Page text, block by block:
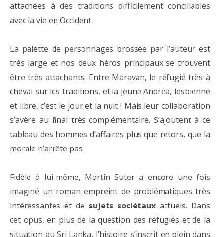
attachées à des traditions difficilement conciliables
avec la vie en Occident.
La palette de personnages brossée par l’auteur est
très large et nos deux héros principaux se trouvent
être très attachants. Entre Maravan, le réfugié très à
cheval sur les traditions, et la jeune Andrea, lesbienne
et libre, c’est le jour et la nuit ! Mais leur collaboration
s’avère au final très complémentaire. S’ajoutent à ce
tableau des hommes d’affaires plus que retors, que la
morale n’arrête pas.
Fidèle à lui-même, Martin Suter a encore une fois
imaginé un roman empreint de problématiques très
intéressantes et de sujets sociétauxactuels. Dans
cet opus, en plus de la question des réfugiés et de la
situation au Sri Lanka, l’histoire s’inscrit en plein dans